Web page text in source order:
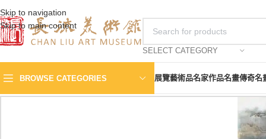
Skip to navigation
Skip to main content
SELECT CATEGORY
BROWSE CATEGORIES 展覽藝術品名家作品名畫傳奇名